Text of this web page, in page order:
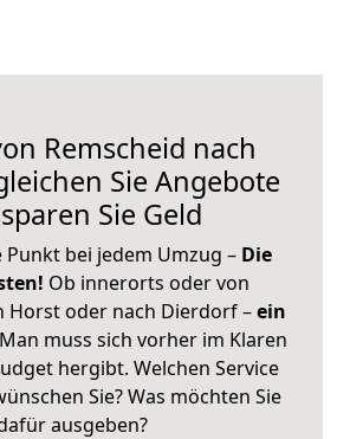
Remscheid nach
Sie Angebote
Sie Geld
bei jedem Umzug – Die
Ob innerorts oder von
Horst oder nach Dierdorf –ein
Man muss sich vorher im Klaren
hergibt. Welchen Service
Sie? Was möchten Sie
ausgeben?